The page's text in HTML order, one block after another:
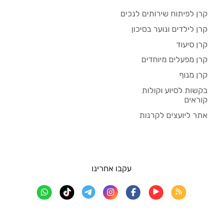
קרן לפיתוח שירותים לנכים
קרן לילדים ונוער בסיכון
קרן סיעוד
קרן מפעלים מיוחדים
קרן מנוף
בקשות לסיוע וקולות
קוראים
אתר ליועצים לקרנות
עקבו אחרינו